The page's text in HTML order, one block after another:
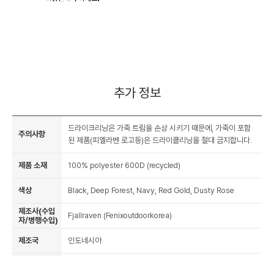
추가 정보
주의사항
드라이크리닝은 가죽 트림을 손상 시키기 때문에, 가죽이 포함
된 제품(피엘라벤 로고등)은 드라이클리닝을 절대 금지합니다.
제품 소재 100% polyester 600D (recycled)
색상 Black, Deep Forest, Navy, Red Gold, Dusty Rose
제조사(수입
자/병행수입)
Fjallraven (Fenixoutdoorkorea)
제조국 인도네시아